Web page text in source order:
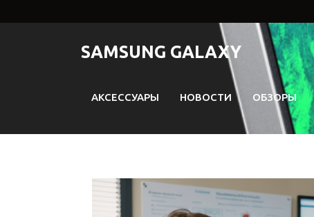
к
SAMSUNG GALAXY
АКСЕССУАРЫ НОВОСТИ ОБЗОРЫ